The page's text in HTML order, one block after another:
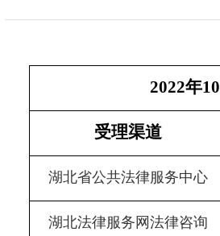
2022年10
受理渠道
湖北省公共法律服务中心
湖北法律服务网法律咨询